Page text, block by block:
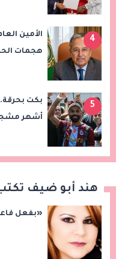
4
الأمين
هجمات
5
بكت
أشهر
هند أبو ضيف
«بفعل